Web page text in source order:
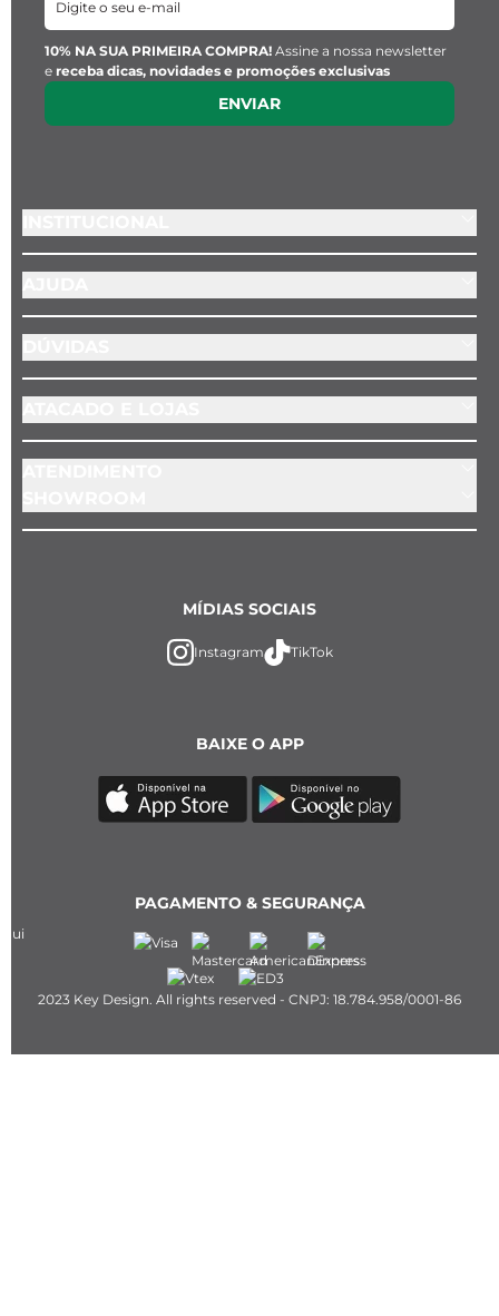
10% NA SUA PRIMEIRA COMPRA! Assine a nossa newsletter
e receba dicas, novidades e promoções exclusivas
ENVIAR
BAIXE O APP
MÍDIAS SOCIAIS
Instagram TikTok
PAGAMENTO & SEGURANÇA
2023 Key Design. All rights reserved - CNPJ: 18.784.958/0001-86